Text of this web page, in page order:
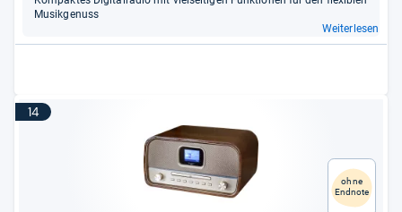
Musik­ge­nuss
Weiterlesen
14
ohne
Endnote